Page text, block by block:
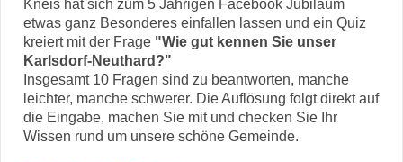
Kneis hat sich zum 5 Jährigen Facebook Jubiläum
etwas ganz Besonderes einfallen lassen und ein Quiz
kreiert mit der Frage "Wie gut kennen Sie unser
Karlsdorf-Neuthard?"
Insgesamt 10 Fragen sind zu beantworten, manche
leichter, manche schwerer. Die Auflösung folgt direkt auf
die Eingabe, machen Sie mit und checken Sie Ihr
Wissen rund um unsere schöne Gemeinde.